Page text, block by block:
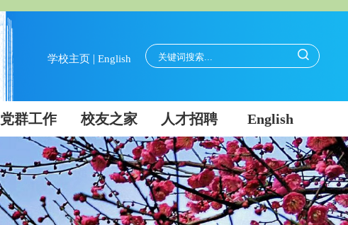
学校主页| English
党群工作 校友之家 人才招聘 English